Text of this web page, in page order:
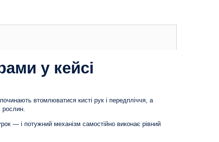
у кейсі
втомлюватися кисті рук і передпліччя, а
рослин.
— і потужний механізм самостійно виконає рівний